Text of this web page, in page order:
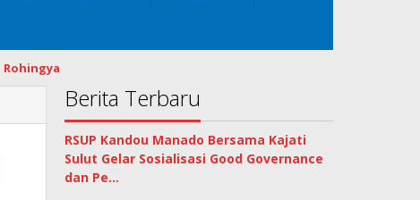
Rohingya
Berita Terbaru
RSUP Kandou Manado Bersama Kajati
Sulut Gelar Sosialisasi Good Governance
dan Pe…